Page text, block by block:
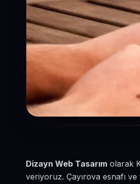
Dizayn Web Tasarım olarak
veriyoruz. Çayırova esnafı